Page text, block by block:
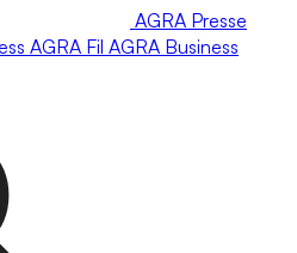
AGRA Presse
AGRA Fil AGRA Business